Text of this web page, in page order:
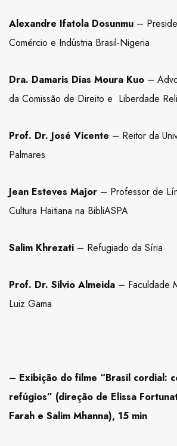
Alexandre Ifatola Dosunmu –
Comércio e Indústria Brasil-Nigeria
Dra. Damaris Dias Moura Kuo –
da Comissão de Direito e Liberdade
Prof. Dr. José Vicente – Reitor da
Palmares
Jean Esteves Major – Professor de
Cultura Haitiana na BibliASPA
Salim Khrezati – Refugiado da Síria
Prof. Dr. Silvio Almeida – Faculdade
Luiz Gama
– Exibição do filme “Brasil cordial:
refúgios” (direção de Elissa
Farah e Salim Mhanna), 15 min